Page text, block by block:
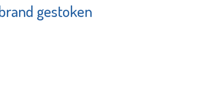
gestoken
Windwijzer